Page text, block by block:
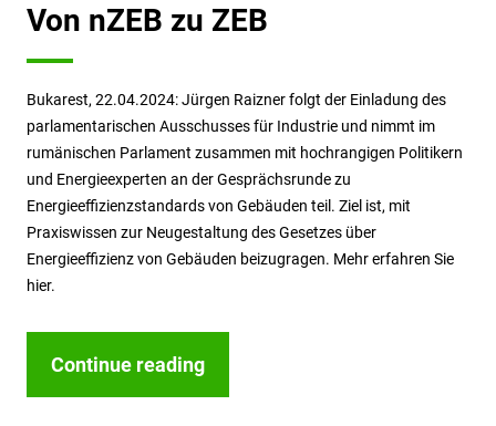
Von nZEB zu ZEB
Bukarest, 22.04.2024: Jürgen Raizner folgt der Einladung des
parlamentarischen Ausschusses für Industrie und nimmt im
rumänischen Parlament zusammen mit hochrangigen Politikern
und Energieexperten an der Gesprächsrunde zu
Energieeffizienzstandards von Gebäuden teil. Ziel ist, mit
Praxiswissen zur Neugestaltung des Gesetzes über
Energieeffizienz von Gebäuden beizugragen. Mehr erfahren Sie
hier.
Continue reading